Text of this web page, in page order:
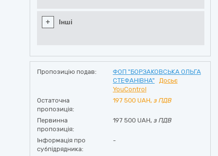
+ Інші
Пропозицію подав:
ФОП "БОРЗАКОВСЬКА ОЛЬГА
СТЕФАНІВНА"
Досьє
YouControl
Остаточна
пропозиція:
197 500 UAH, з ПДВ
Первинна
пропозиція:
197 500 UAH, з ПДВ
Інформація про
субпідрядника:
-